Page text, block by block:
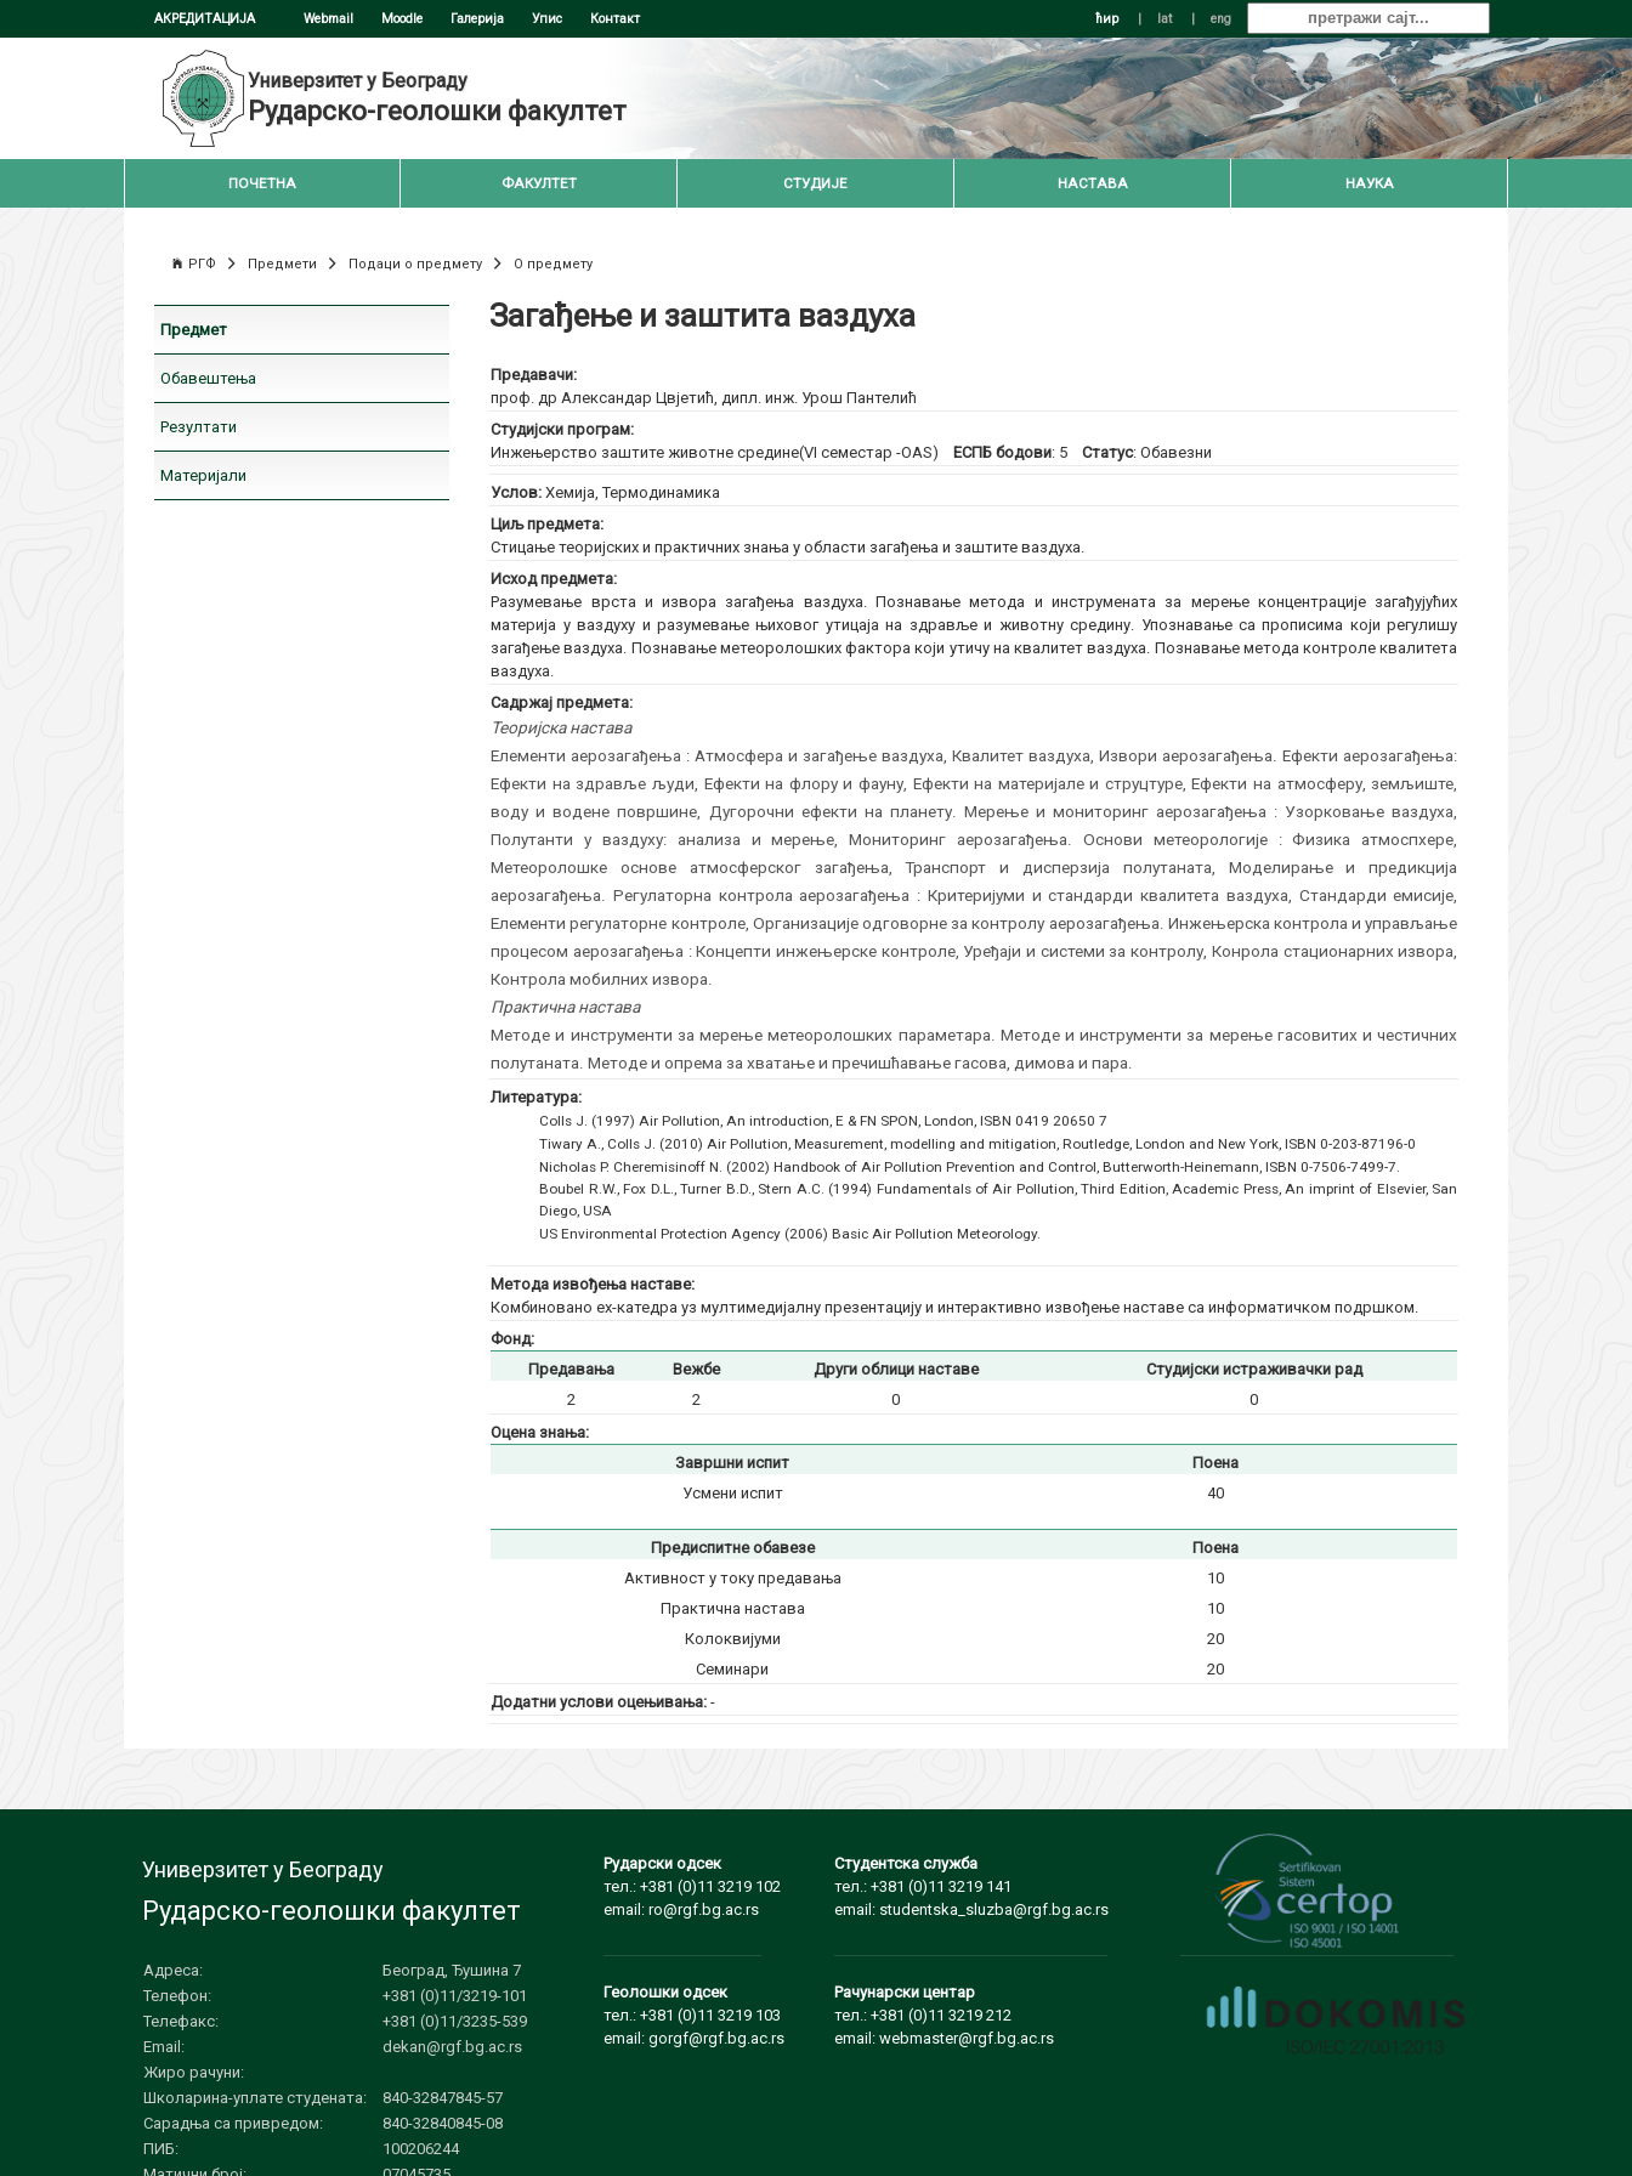
АКРЕДИТАЦИЈА Webmail Moodle Галерија Упис Контакт ћир | lat | eng
Универзитет у Београду
Рударско-геолошки факултет
ПОЧЕТНА ФАКУЛТЕТ СТУДИЈЕ НАСТАВА НАУКА
РГФ Предмети Подаци о предмету О предмету
Предмет
Обавештења
Резултати
Материјали
Загађење и заштита ваздуха
Предавачи:
проф. др Александар Цвјетић,дипл. инж. Урош Пантелић
Студијски програм:
Инжењерство заштите животне средине(VI семестар -OAS)
ЕСПБ бодови: 5Статус: Обавезни
Услов:Хемија, Термодинамика
Циљ предмета:
Стицање теоријских и практичних знања у области загађења и заштите ваздуха.
Исход предмета:
Разумевање врста и извора загађења ваздуха. Познавање метода и инструмената за мерење концентрације загађујућих
материја у ваздуху и разумевање њиховог утицаја на здравље и животну средину. Упознавање са прописима који регулишу
загађење ваздуха. Познавање метеоролошких фактора који утичу на квалитет ваздуха. Познавање метода контроле квалитета
ваздуха.
Садржај предмета:
Теоријска настава
Елементи аерозагађења : Атмосфера и загађење ваздуха, Квалитет ваздуха, Извори аерозагађења. Ефекти аерозагађења:
Ефекти на здравље људи, Ефекти на флору и фауну, Ефекти на материјале и струцтуре, Ефекти на атмосферу, земљиште,
воду и водене површине, Дугорочни ефекти на планету. Мерење и мониторинг аерозагађења : Узорковање ваздуха,
Полутанти у ваздуху: анализа и мерење, Мониторинг аерозагађења. Основи метеорологије : Физика атмоспхере,
Метеоролошке основе атмосферског загађења, Транспорт и дисперзија полутаната, Моделирање и предикција
аерозагађења. Регулаторна контрола аерозагађења : Критеријуми и стандарди квалитета ваздуха, Стандарди емисије,
Елементи регулаторне контроле, Организације одговорне за контролу аерозагађења. Инжењерска контрола и управљање
процесом аерозагађења : Концепти инжењерске контроле, Уређаји и системи за контролу, Конрола стационарних извора,
Контрола мобилних извора.
Практична настава
Методе и инструменти за мерење метеоролошких параметара. Методе и инструменти за мерење гасовитих и честичних
полутаната. Методе и опрема за хватање и пречишћавање гасова, димова и пара.
Литература:
Colls J. (1997) Air Pollution, An introduction, E & FN SPON, London, ISBN 0419 20650 7
Tiwary A., Colls J. (2010) Air Pollution, Measurement, modelling and mitigation, Routledge, London and New York, ISBN 0-203-87196-0
Nicholas P. Cheremisinoff N. (2002) Handbook of Air Pollution Prevention and Control, Butterworth-Heinemann, ISBN 0-7506-7499-7.
Boubel R.W., Fox D.L., Turner B.D., Stern A.C. (1994) Fundamentals of Air Pollution, Third Edition, Academic Press, An imprint of Elsevier, San
Diego, USA
US Environmental Protection Agency (2006) Basic Air Pollution Meteorology.
Метода извођења наставе:
Комбиновано еx-катедра уз мултимедијалну презентацију и интерактивно извођење наставе са информатичком подршком.
Фонд:
Предавања
Вежбе Други облици наставе
Студијски истраживачки рад
2
2 0
0
Оцена знања:
Завршни испит
Поена
Усмени испит
40
Предиспитне обавезе
Поена
Активност у току предавања
10
Практична настава
10
Колоквијуми
20
Семинари
20
Додатни услови оцењивања:-
Универзитет у Београду
Рударско-геолошки факултет
Адреса:
Београд, Ђушина 7
Телефон:
+381 (0)11/3219-101
Телефакс:
+381 (0)11/3235-539
Email:
dekan@rgf.bg.ac.rs
Жиро рачуни:
Школарина-уплате студената:
840-32847845-57
Сарадња са привредом:
840-32840845-08
ПИБ:
100206244
Рударски одсек
тел.: +381 (0)11 3219 102
email: ro@rgf.bg.ac.rs
Геолошки одсек
тел.: +381 (0)11 3219 103
email: gorgf@rgf.bg.ac.rs
Студентска служба
тел.: +381 (0)11 3219 141
email: studentska_sluzba@rgf.bg.ac.rs
Рачунарски центар
тел.: +381 (0)11 3219 212
email: webmaster@rgf.bg.ac.rs